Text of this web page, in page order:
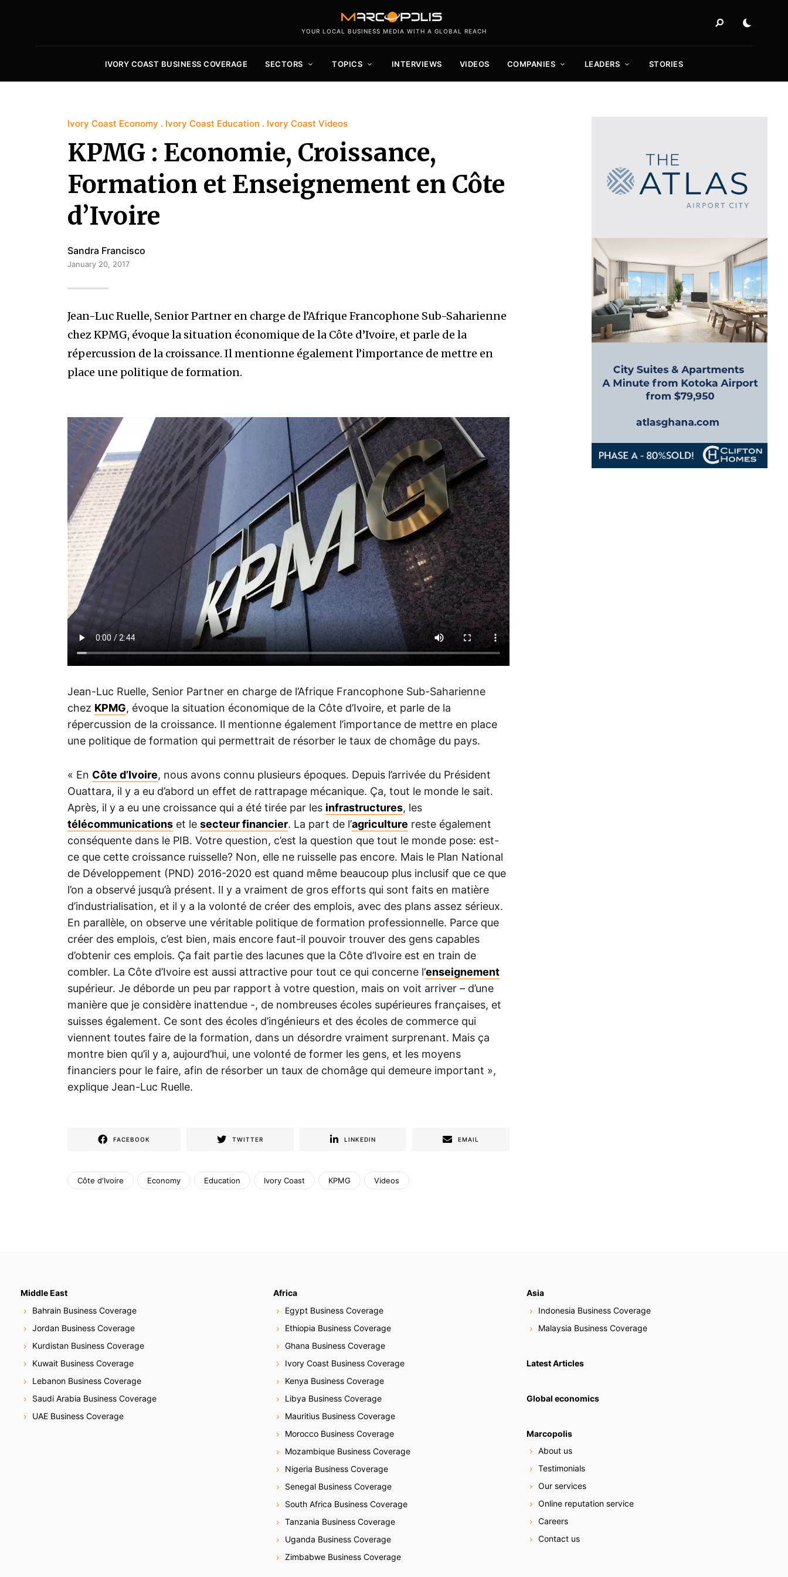
YOUR LOCAL BUSINESS MEDIA WITH A GLOBAL REACH
IVORY COAST BUSINESS COVERAGE SECTORS TOPICS INTERVIEWS VIDEOS COMPANIES LEADERS STORIES
Ivory Coast Economy Ivory Coast Education Ivory Coast Videos
KPMG : Economie, Croissance,
Formation et Enseignement en Côte
d’Ivoire
Sandra Francisco
January 20, 2017
Jean-Luc Ruelle, Senior Partner en charge de l’Afrique Francophone Sub-Saharienne
chez KPMG, évoque la situation économique de la Côte d’Ivoire, et parle de la
répercussion de la croissance. Il mentionne également l’importance de mettre en
place une politique de formation.
Jean-Luc Ruelle, Senior Partner en charge de l’Afrique Francophone Sub-Saharienne
chez KPMG, évoque la situation économique de la Côte d’Ivoire, et parle de la
répercussion de la croissance. Il mentionne également l’importance de mettre en place
une politique de formation qui permettrait de résorber le taux de chomâge du pays.
« En Côte d’Ivoire, nous avons connu plusieurs époques. Depuis l’arrivée du Président
Ouattara, il y a eu d’abord un effet de rattrapage mécanique. Ça, tout le monde le sait.
Après, il y a eu une croissance qui a été tirée par les infrastructures, les
télécommunications et le secteur financier. La part de l’agriculture reste également
conséquente dans le PIB. Votre question, c’est la question que tout le monde pose: est-
ce que cette croissance ruisselle? Non, elle ne ruisselle pas encore. Mais le Plan National
de Développement (PND) 2016-2020 est quand même beaucoup plus inclusif que ce que
l’on a observé jusqu’à présent. Il y a vraiment de gros efforts qui sont faits en matière
d’industrialisation, et il y a la volonté de créer des emplois, avec des plans assez sérieux.
En parallèle, on observe une véritable politique de formation professionnelle. Parce que
créer des emplois, c’est bien, mais encore faut-il pouvoir trouver des gens capables
d’obtenir ces emplois. Ça fait partie des lacunes que la Côte d’Ivoire est en train de
combler. La Côte d’Ivoire est aussi attractive pour tout ce qui concerne l’enseignement
supérieur. Je déborde un peu par rapport à votre question, mais on voit arriver – d’une
manière que je considère inattendue -, de nombreuses écoles supérieures françaises, et
suisses également. Ce sont des écoles d’ingénieurs et des écoles de commerce qui
viennent toutes faire de la formation, dans un désordre vraiment surprenant. Mais ça
montre bien qu’il y a, aujourd’hui, une volonté de former les gens, et les moyens
financiers pour le faire, afin de résorber un taux de chomâge qui demeure important »,
explique Jean-Luc Ruelle.
FACEBOOK TWITTER LINKEDIN EMAIL
Côte d'Ivoire Economy Education Ivory Coast KPMG Videos
Middle East
Bahrain Business Coverage
Jordan Business Coverage
Kurdistan Business Coverage
Kuwait Business Coverage
Lebanon Business Coverage
Saudi Arabia Business Coverage
UAE Business Coverage
Africa
Egypt Business Coverage
Ethiopia Business Coverage
Ghana Business Coverage
Ivory Coast Business Coverage
Kenya Business Coverage
Libya Business Coverage
Mauritius Business Coverage
Morocco Business Coverage
Mozambique Business Coverage
Nigeria Business Coverage
Senegal Business Coverage
South Africa Business Coverage
Tanzania Business Coverage
Uganda Business Coverage
Zimbabwe Business Coverage
Asia
Indonesia Business Coverage
Malaysia Business Coverage
Latest Articles
Global economics
Marcopolis
About us
Testimonials
Our services
Online reputation service
Careers
Contact us